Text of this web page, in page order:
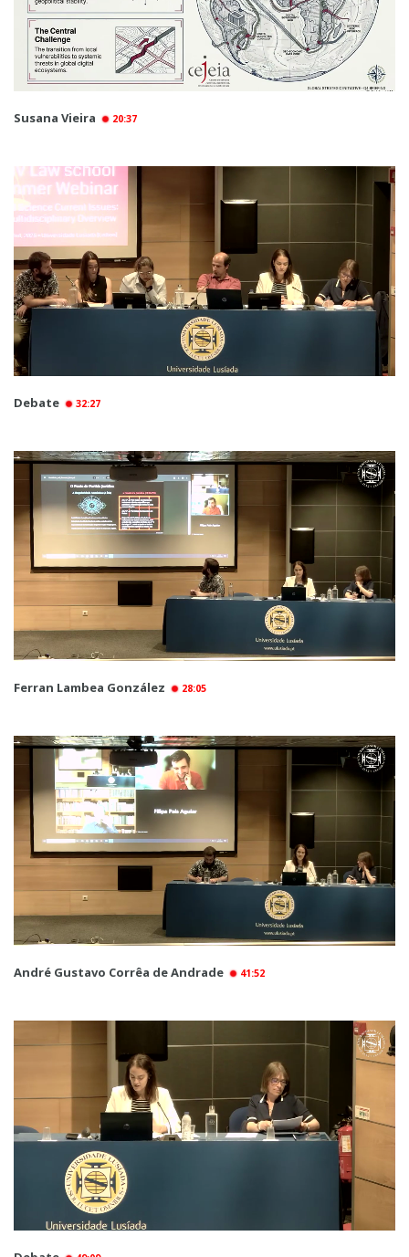
Susana Vieira 20:37
Debate 32:27
Ferran Lambea González 28:05
André Gustavo Corrêa de Andrade 41:52